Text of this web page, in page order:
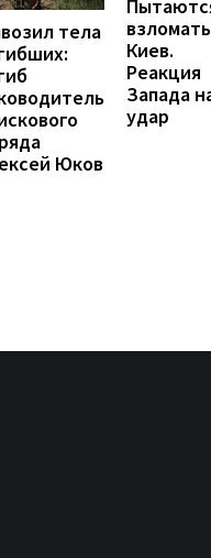
тела
Юков
взломать
Киев.
Реакция
Запада
удар